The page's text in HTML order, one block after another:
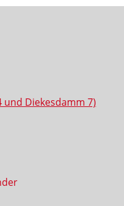
Diekesdamm 7)